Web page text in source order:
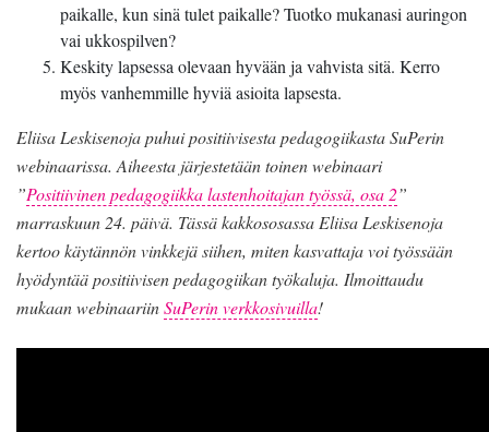
paikalle, kun sinä tulet paikalle? Tuotko mukanasi auringon
vai ukkospilven?
Keskity lapsessa olevaan hyvään ja vahvista sitä. Kerro
myös vanhemmille hyviä asioita lapsesta.
Eliisa Leskisenoja puhui positiivisesta pedagogiikasta SuPerin
webinaarissa. Aiheesta järjestetään toinen webinaari
”Positiivinen pedagogiikka lastenhoitajan työssä, osa 2”
marraskuun 24. päivä. Tässä kakkososassa Eliisa Leskisenoja
kertoo käytännön vinkkejä siihen, miten kasvattaja voi työssään
hyödyntää positiivisen pedagogiikan työkaluja. Ilmoittaudu
mukaan webinaariinSuPerin verkkosivuilla!